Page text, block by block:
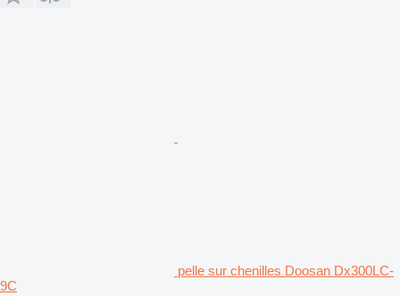
pelle sur chenilles Doosan Dx300LC-
9C